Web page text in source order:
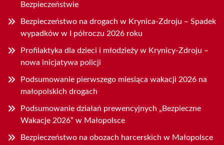
Bezpieczeństwie
Bezpieczeństwo na drogach w Krynica-Zdroju – Spadek
wypadków w I półroczu 2026 roku
Profilaktyka dla dzieci i młodzieży w Krynicy-Zdroju –
nowa inicjatywa policji
Podsumowanie pierwszego miesiąca wakacji 2026 na
małopolskich drogach
Podsumowanie działań prewencyjnych „Bezpieczne
Wakacje 2026” w Małopolsce
Bezpieczeństwo na obozach harcerskich w Małopolsce